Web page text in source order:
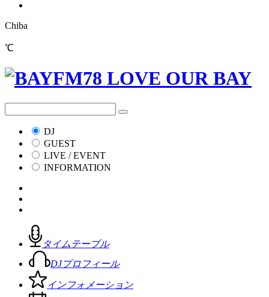
Chiba
℃
DJ
GUEST
LIVE / EVENT
INFORMATION
タイムテーブル
DJプロフィール
インフォメーション